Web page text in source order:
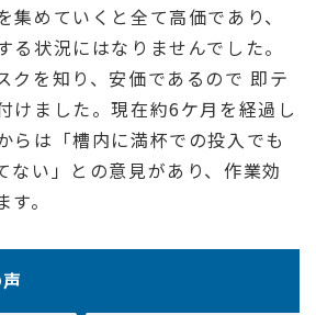
集めていくと全て高価であり、
る状況にはなりませんでした。
クを知り、安価であるので 即テ
けました。現在約6ケ月を経過し
らは「槽内に満杯での投入でも
ない」との意見があり、作業効
。